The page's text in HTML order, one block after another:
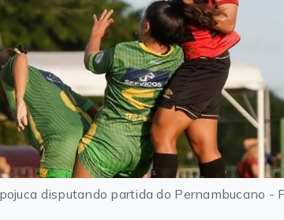
disputando partida do Pernambucano -